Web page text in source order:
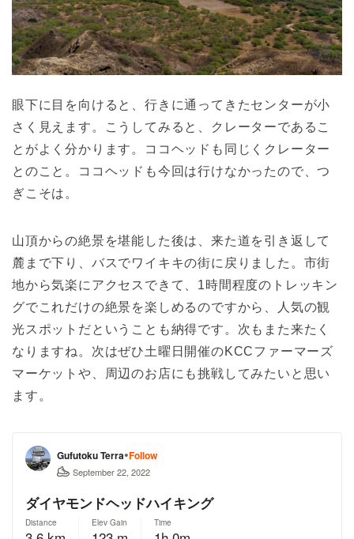
眼下に目を向けると、行きに通ってきたセンターが小
さく見えます。こうしてみると、クレーターであるこ
とがよく分かります。ココヘッドも同じくクレーター
とのこと。ココヘッドも今回は行けなかったので、つ
ぎこそは。
山頂からの絶景を堪能した後は、来た道を引き返して
麓まで下り、バスでワイキキの街に戻りました。市街
地から気楽にアクセスできて、1時間程度のトレッキン
グでこれだけの絶景を楽しめるのですから、人気の観
光スポットだということも納得です。次もまた来たく
なりますね。次はぜひ土曜日開催のKCCファーマーズ
マーケットや、周辺のお店にも挑戦してみたいと思い
ます。